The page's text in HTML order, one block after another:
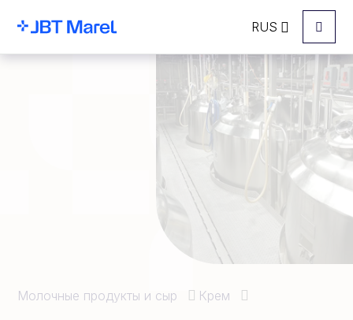
RUS Menu
Молочные продукты и сыр Крем